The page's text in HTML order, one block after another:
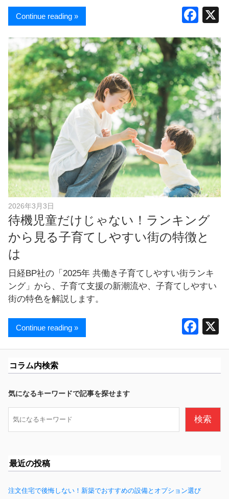
F
c
e
b
o
o
k
Continue reading »
2026年3月3日
待機児童だけじゃない！ランキング
から見る子育てしやすい街の特徴と
は
日経BP社の「2025年 共働き子育てしやすい街ランキ
ング」から、子育て支援の新潮流や、子育てしやすい
街の特色を解説します。
F
e
o
o
Continue reading »
コラム内検索
気になるキーワードで記事を探せます
索
検索
最近の投稿
注文住宅で後悔しない！新築でおすすめの設備とオプション選び